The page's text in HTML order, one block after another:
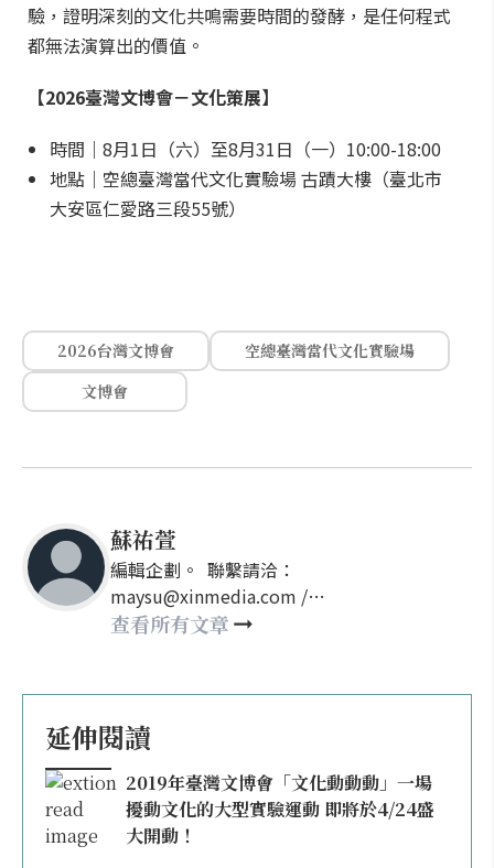
驗，證明深刻的文化共鳴需要時間的發酵，是任何程式
都無法演算出的價值。
【2026臺灣文博會－文化策展】
時間｜8月1日（六）至8月31日（一）10:00-18:00
地點｜空總臺灣當代文化實驗場 古蹟大樓（臺北市
大安區仁愛路三段55號）
2026台灣文博會
空總臺灣當代文化實驗場
文博會
蘇祐萱
編輯企劃。 聯繫請洽：
maysu@xinmedia.com /
may860527@gmail.com
查看所有文章
延伸閱讀
2019年臺灣文博會「文化動動動」一場
擾動文化的大型實驗運動 即將於4/24盛
大開動！